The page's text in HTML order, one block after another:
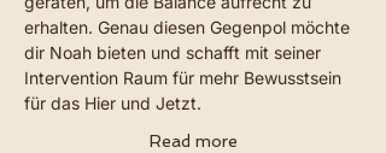
erhalten. Genau diesen Gegenpol möchte
dir Noah bieten und schafft mit seiner
Intervention Raum für mehr Bewusstsein
für das Hier und Jetzt.
Read more